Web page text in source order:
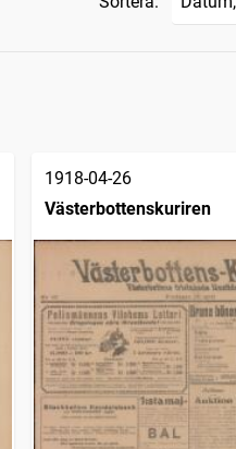
1918-04-26
Västerbottenskuriren